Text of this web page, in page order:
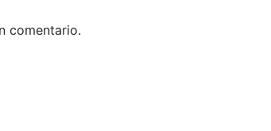
comentario.